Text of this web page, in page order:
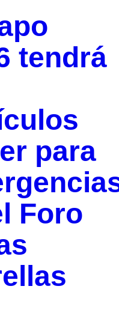
tendrá
para
Foro